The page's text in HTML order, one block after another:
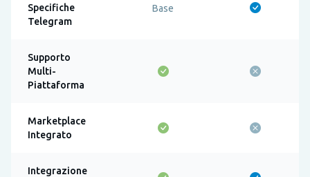
Specifiche
Telegram
Base
Supporto
Multi-
Piattaforma
Marketplace
Integrato
Integrazione